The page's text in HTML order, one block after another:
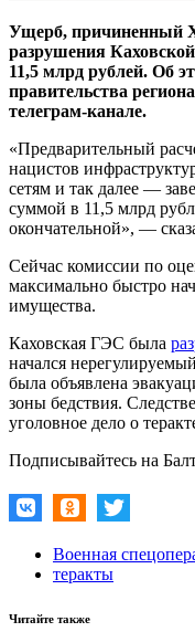
Ущерб, причиненный
разрушения
11,5 млрд рублей. Об
правительства
телеграм-канале.
«Предварительный
нацистов
сетям и так далее —
суммой в 11,5 млрд
окончательной», —
Сейчас комиссии по
максимально быстро
имущества.
Каховская ГЭС была
начался
была объявлена
зоны бедствия.
уголовное дело о
Подписывайтесь на
Военная
теракты
Читайте также